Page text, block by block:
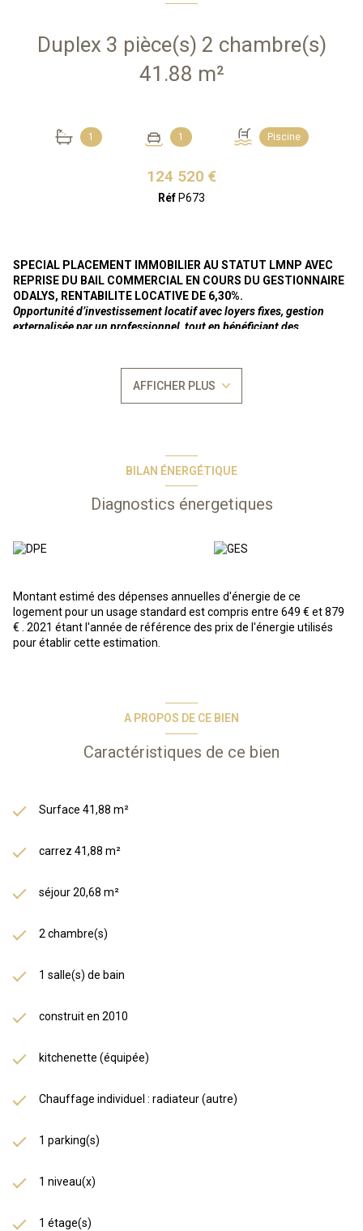
Duplex 3 pièce(s) 2 chambre(s)
41.88 m²
1 1 Piscine
124 520 €
Réf P673
SPECIAL PLACEMENT IMMOBILIER AU STATUT LMNP AVEC
REPRISE DU BAIL COMMERCIAL EN COURS DU GESTIONNAIRE
ODALYS, RENTABILITE LOCATIVE DE 6,30%.
Opportunité d’investissement locatif avec loyers fixes, gestion
externalisée par un professionnel, tout en bénéficiant des
renouvelé dernièrement sous de nouvelles
conditions jusqu'au 30/09/2034 avec prolongation par tacite
statut de la copropriété
Aucune procèdure en cours
Dans une Résidence-services au coeur du Périgord
pièces comprenant un séjour avec coin kitchenette + rangements,
En résumé, vous achetez un bien immobilier, et Odalys s'occupe de
tout : gestion des locataires, entretien, etc. Vous bénéficiez d’une
gestion simplifiée et entièrement délégué, d’une fiscalité
avantageuse grâce au statut LMNP.
AFFICHER PLUS
BILAN ÉNERGÉTIQUE
Diagnostics énergetiques
Montant estimé des dépenses annuelles d'énergie de ce
logement pour un usage standard est compris entre 649 € et 879
€ . 2021 étant l'année de référence des prix de l'énergie utilisés
pour établir cette estimation.
A PROPOS DE CE BIEN
Caractéristiques de ce bien
Surface 41,88 m²
carrez 41,88 m²
séjour 20,68 m²
2 chambre(s)
1 salle(s) de bain
construit en 2010
kitchenette (équipée)
Chauffage individuel : radiateur (autre)
1 parking(s)
1 niveau(x)
1 étage(s)